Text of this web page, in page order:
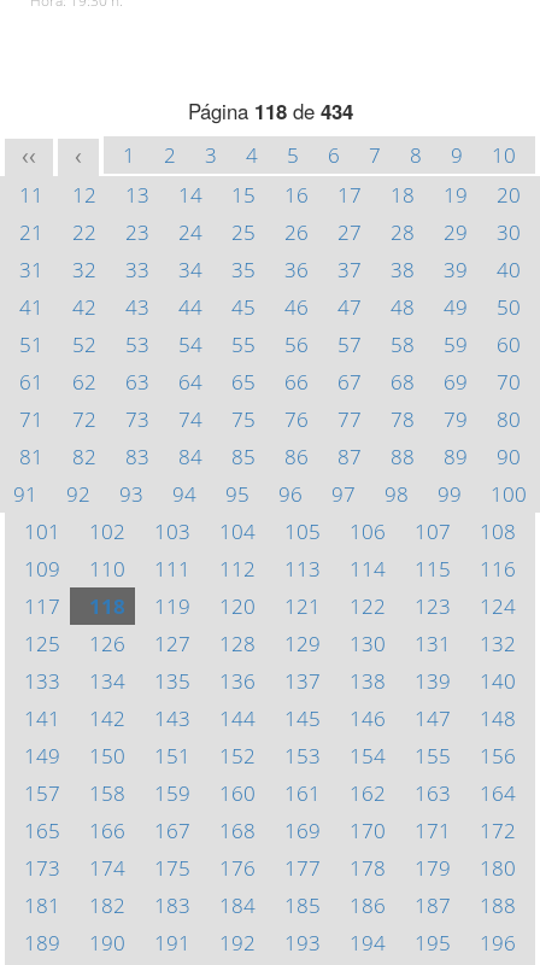
Página 118de 434
<< < 1 2 3 4 5 6 7 8 9
10
11
12 13 14 15 16 17 18 19
20
21
22 23 24 25 26 27 28 29
30
31
32 33 34 35 36 37 38 39
40
41
42 43 44 45 46 47 48 49
50
51
52 53 54 55 56 57 58 59
60
61
62 63 64 65 66 67 68 69
70
71
72 73 74 75 76 77 78 79
80
81
82 83 84 85 86 87 88 89
90
91
92 93 94 95 96 97 98 99
100
101
102 103 104 105 106 107
108
109
110 111 112 113 114 115
116
117
118 119 120 121 122 123
124
125
126 127 128 129 130 131
132
133
134 135 136 137 138 139
140
141
142 143 144 145 146 147
148
149
150 151 152 153 154 155
156
157
158 159 160 161 162 163
164
165
166 167 168 169 170 171
172
173
174 175 176 177 178 179
180
181
182 183 184 185 186 187
188
189
190 191 192 193 194 195
196